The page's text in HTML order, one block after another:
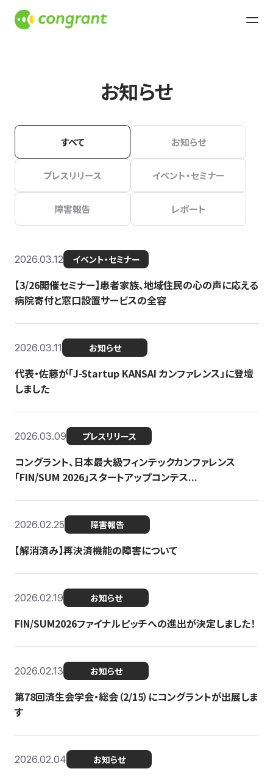
お知らせ
すべて お知らせ
プレスリリース イベント・セミナー
障害報告 レポート
2026.03.12 イベント・セミナー
【3/26開催セミナー】患者家族、地域住民の心の声に応える
病院寄付と窓口設置サービスの全容
2026.03.11 お知らせ
代表・佐藤が「J-Startup KANSAI カンファレンス」に登壇
しました
2026.03.09 プレスリリース
コングラント、日本最大級フィンテックカンファレンス
「FIN/SUM 2026」スタートアップコンテス...
2026.02.25 障害報告
【解消済み】再決済機能の障害について
2026.02.19 お知らせ
FIN/SUM2026ファイナルピッチへの進出が決定しました！
2026.02.13 お知らせ
第78回済生会学会・総会（2/15）にコングラントが出展しま
す
2026.02.04 お知らせ